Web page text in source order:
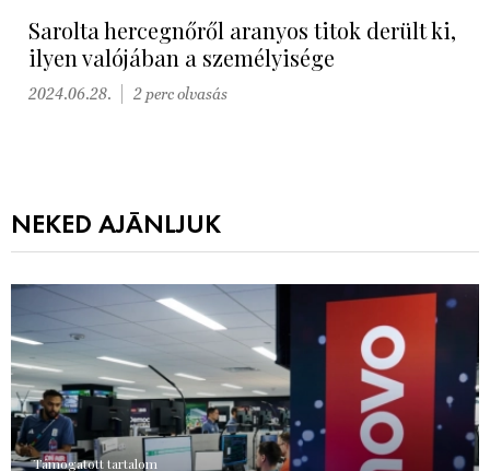
Sarolta hercegnőről aranyos titok derült ki,
ilyen valójában a személyisége
2024.06.28. 2 perc olvasás
NEKED AJÁNLJUK
Támogatott tartalom